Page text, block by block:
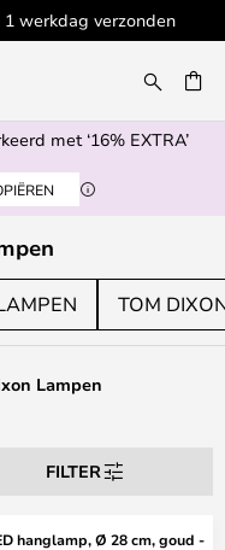
met ‘16% EXTRA’
TOM
Lampen
FILTER
hanglamp, Ø 28 cm, goud -